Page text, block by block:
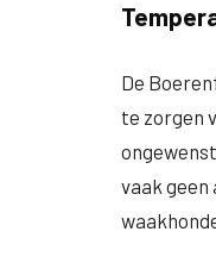
De
te zorgen
vaak